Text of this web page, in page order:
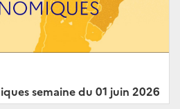
semaine du 01 juin 2026